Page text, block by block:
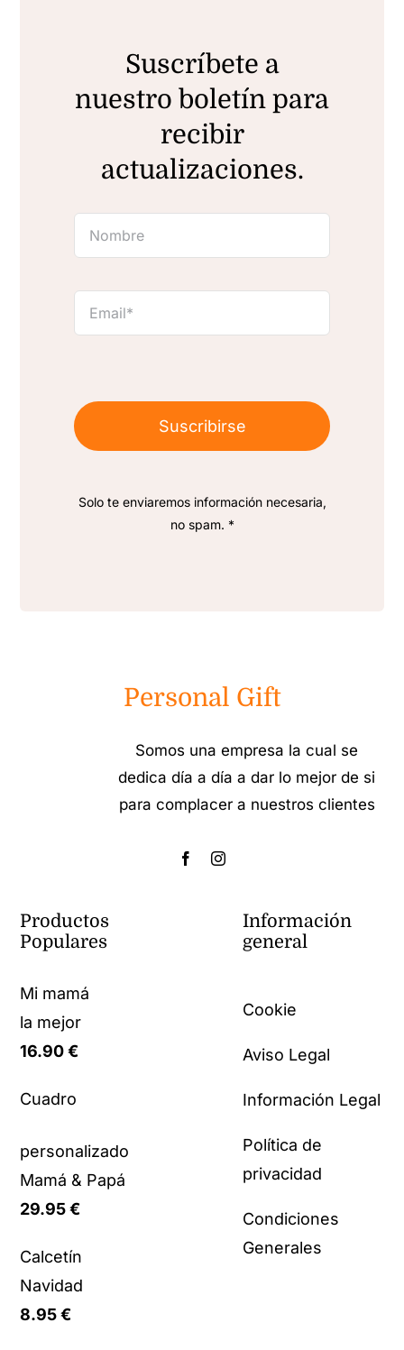
Suscríbete a
nuestro boletín para
recibir
actualizaciones.
Suscribirse
Solo te enviaremos información necesaria,
no spam. *
Personal Gift
Somos una empresa la cual se
dedica día a día a dar lo mejor de si
para complacer a nuestros clientes
Productos
Populares
Mi mamá
la mejor
16.90€
Cuadro
personalizado
Mamá & Papá
29.95€
Calcetín
Navidad
8.95€
Información
general
Cookie
Aviso Legal
Información Legal
Política de
privacidad
Condiciones
Generales